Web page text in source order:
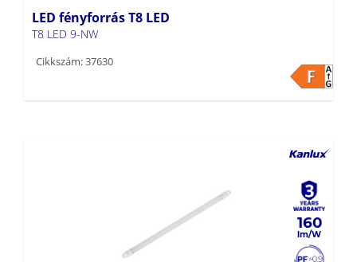
LED fényforrás T8 LED
T8 LED 9-NW
Cikkszám: 37630
160